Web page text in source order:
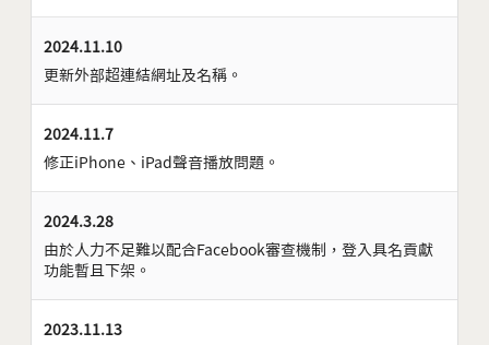
2024.11.10
更新外部超連結網址及名稱。
2024.11.7
修正iPhone、iPad聲音播放問題。
2024.3.28
由於人力不足難以配合Facebook審查機制，登入具名貢獻
功能暫且下架。
2023.11.13